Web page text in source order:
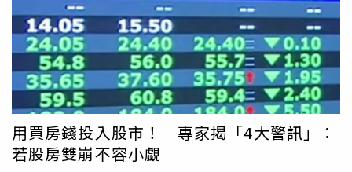
實際上，一旦股市反轉，投資虧損，貸款仍然必須照繳，房
子也不會因為股票大跌就停止還款壓力。他直言，增貸已經
算是高槓桿操作，而若進一步賣房投入股市，等同連最後的
安全網都拆掉。「至少增貸後，房子還在，還有地方住；賣
房All in，一旦股市重挫，可能連住的地方都沒有。」阿明
坦言，雖然這番話聽起來刺耳，但現實往往比市場熱潮更殘
酷。「房子是你安身立命的所在，股票漲跌，你睡公園；房
價漲跌，你至少還有一個家。」針對近期市場投資氛圍，阿
明也提醒投資人應建立風險控管觀念。他建議，若真的想參
用買房錢投入股市！ 專家揭「4大警訊」：
若股房雙崩不容小覷